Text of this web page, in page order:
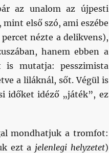
az unalom az újpesti
első szó, ami eszébe
nézte a delikvens),
hanem ebben a
mutatja: pesszimista
a liláknál, sőt. Végül is
időket idéző „játék”, ez
mondhatjuk a tromfot:
ezt a jelenlegi helyzetet)